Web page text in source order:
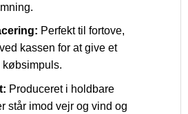
Perfekt til fortove,
kassen for at give et
købsimpuls.
Produceret i holdbare
står imod vejr og vind og